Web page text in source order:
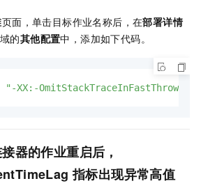
页面，单击目标作业名称后，在部署详情
的其他配置中，添加如下代码。
"-XX:-OmitStackTraceInFastThrow"
器的作业重启后，
指标出现异常高值